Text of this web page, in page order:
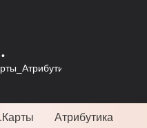
Атрибутика